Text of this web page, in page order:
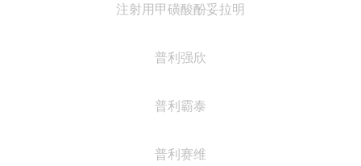
注射用甲磺酸酚妥拉明
普利强欣
普利霸泰
普利赛维